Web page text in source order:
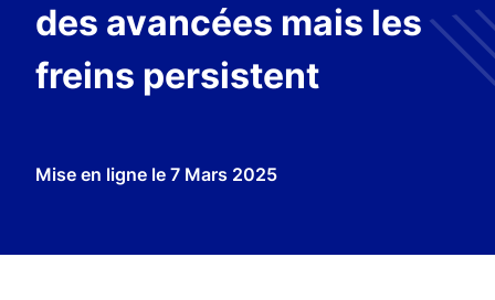
des avancées mais les
freins persistent
Mise en ligne le 7 Mars 2025